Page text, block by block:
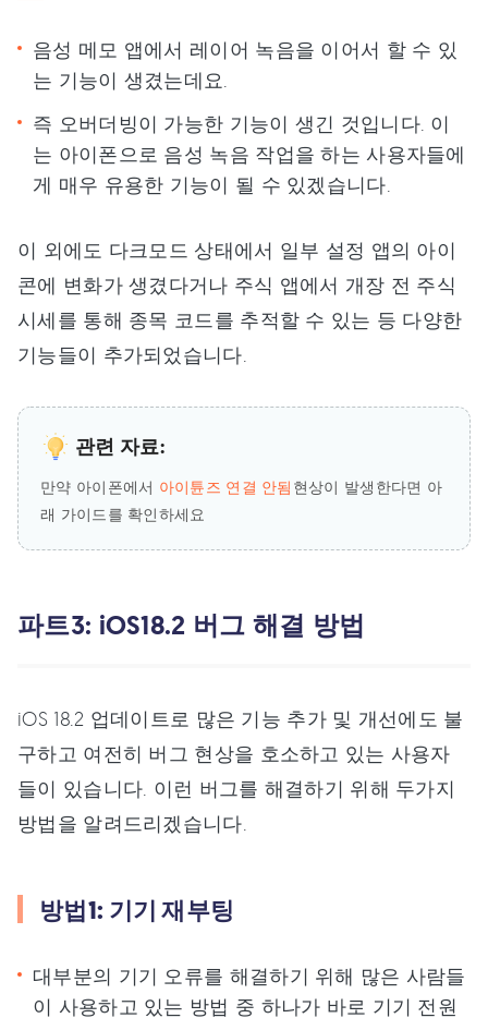
음성 메모 앱에서 레이어 녹음을 이어서 할 수 있
는 기능이 생겼는데요.
즉 오버더빙이 가능한 기능이 생긴 것입니다. 이
는 아이폰으로 음성 녹음 작업을 하는 사용자들에
게 매우 유용한 기능이 될 수 있겠습니다.
이 외에도 다크모드 상태에서 일부 설정 앱의 아이
콘에 변화가 생겼다거나 주식 앱에서 개장 전 주식
시세를 통해 종목 코드를 추적할 수 있는 등 다양한
기능들이 추가되었습니다.
관련 자료:
만약 아이폰에서 아이튠즈 연결 안됨 현상이 발생한다면 아
래 가이드를 확인하세요
파트3: iOS18.2 버그 해결 방법
iOS 18.2 업데이트로 많은 기능 추가 및 개선에도 불
구하고 여전히 버그 현상을 호소하고 있는 사용자
들이 있습니다. 이런 버그를 해결하기 위해 두가지
방법을 알려드리겠습니다.
방법1: 기기 재부팅
대부분의 기기 오류를 해결하기 위해 많은 사람들
이 사용하고 있는 방법 중 하나가 바로 기기 전원